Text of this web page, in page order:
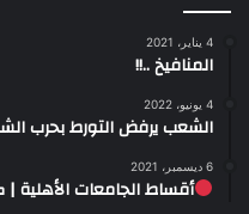
4 يناير، 2021
المنافيخ ..!!
4 يونيو، 2022
الشعب يرفض التورط بحرب
6 ديسمبر، 2021
أقساط الجامعات الأهلية |